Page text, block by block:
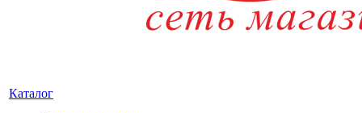
Каталог